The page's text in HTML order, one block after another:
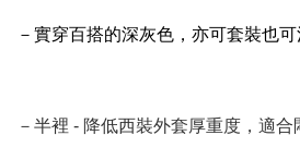
－實穿百搭的深灰色，亦可套裝也
－半裡 - 降低西裝外套厚重度，適合